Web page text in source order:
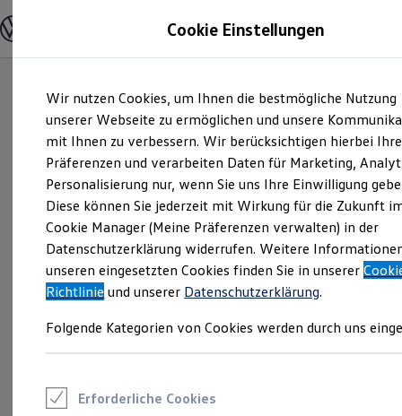
Hauptinhalt
springen
Footer
springen
Modelle und Konfigurator
Modelle vergleichen
Elektroautos
ENERGY Sondermodelle
Nutzfahrzeuge
SUV und CUV
Familienautos
Kombis
Kompaktwagen
Sportwagen
Schnell verfügbare Fahrzeuge
Angebote und Produkte
Aktuelle Angebote
E-Auto-Förderung
Volkswagen Marktplatz
Junge Gebrauchtwagen und Gebrauchtwagen
Saisonangebote
Cookie Einstellungen
Wir nutzen Cookies, um Ihnen die bestmögliche Nutzung
unserer Webseite zu ermöglichen und unsere
mit Ihnen zu verbessern. Wir berücksichtigen hierbei Ihre
Präferenzen und verarbeiten Daten für Marketing,
Personalisierung nur, wenn Sie uns Ihre Einwilligung
Diese können Sie jederzeit mit Wirkung für die Zukunft
Cookie Manager (Meine Präferenzen verwalten) in der
Datenschutzerklärung widerrufen. Weitere
unseren eingesetzten Cookies finden Sie in unserer
Richtlinie und unserer Datenschutzerklärung.
Folgende Kategorien von Cookies werden durch uns
Erforderliche Cookies